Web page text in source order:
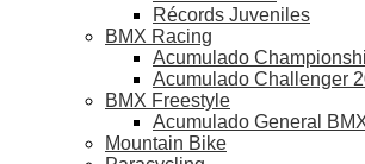
Récords Juveniles
BMX Racing
Acumulado
Acumulado Challenger
BMX Freestyle
Acumulado General
Mountain Bike